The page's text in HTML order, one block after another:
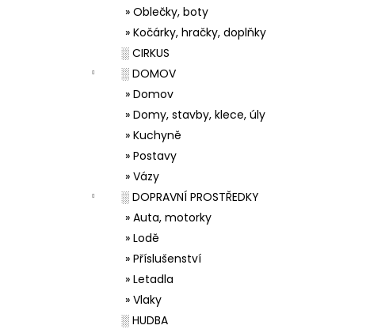
» Oblečky, boty
» Kočárky, hračky, doplňky
░ CIRKUS
░ DOMOV
» Domov
» Domy, stavby, klece, úly
» Kuchyně
» Postavy
» Vázy
░ DOPRAVNÍ PROSTŘEDKY
» Auta, motorky
» Lodě
» Příslušenství
» Letadla
» Vlaky
░ HUDBA